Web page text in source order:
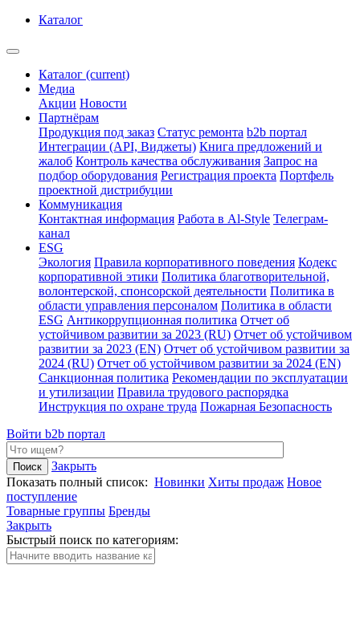
Каталог
Каталог (current)
Медиа
Акции Новости
Партнёрам
Продукция под заказ Статус ремонта b2b портал
Интеграции (API, Виджеты) Книга предложений и
жалоб Контроль качества обслуживания Запрос на
подбор оборудования Регистрация проекта Портфель
проектной дистрибуции
Коммуникация
Контактная информация Работа в Al-Style Телеграм-
канал
ESG
Экология Правила корпоративного поведения Кодекс
корпоративной этики Политика благотворительной,
волонтерской, спонсорской деятельности Политика в
области управления персоналом Политика в области
ESG Антикоррупционная политика Отчет об
устойчивом развитии за 2023 (RU) Отчет об устойчивом
развитии за 2023 (EN) Отчет об устойчивом развитии за
2024 (RU) Отчет об устойчивом развитии за 2024 (EN)
Санкционная политика Рекомендации по эксплуатации
и утилизации Правила трудового распорядка
Инструкция по охране труда Пожарная Безопасность
Войти b2b портал
Закрыть
Показать полный список: Новинки Хиты продаж Новое
поступление
Товарные группы Бренды
Закрыть
Быстрый поиск по категориям: